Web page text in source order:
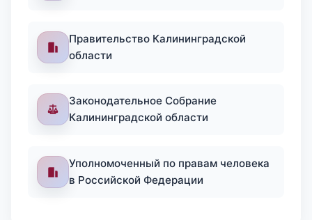
Правительство Калининградской
области
Законодательное Собрание
Калининградской области
Уполномоченный по правам человека
в Российской Федерации